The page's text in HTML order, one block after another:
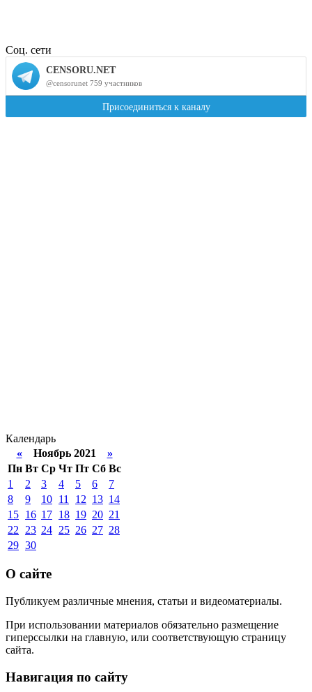
Соц. сети
Календарь
«Ноябрь 2021 »
Пн Вт Ср Чт Пт Сб Вс
1
2 3 4 5 6
7
8
9 10 11 12 13 14
15 16 17 18 19 20 21
22
23 24 25 26 27 28
29 30
О сайте
Публикуем различные мнения, статьи и видеоматериалы.
При использовании материалов обязательно размещение
гиперссылки на главную, или соответствующую страницу
сайта.
Навигация по сайту